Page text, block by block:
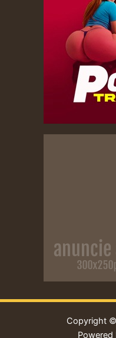
Copyright
Powered